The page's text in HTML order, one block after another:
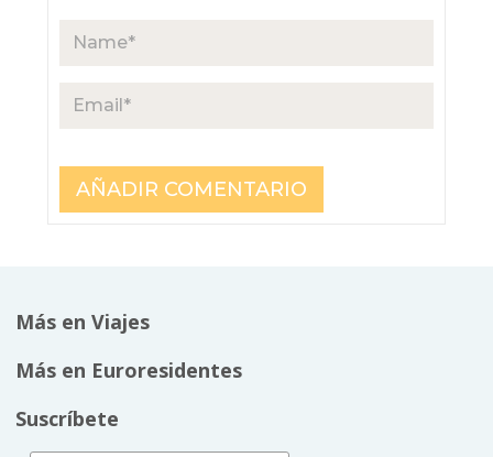
Más en Viajes
Más en Euroresidentes
Suscríbete